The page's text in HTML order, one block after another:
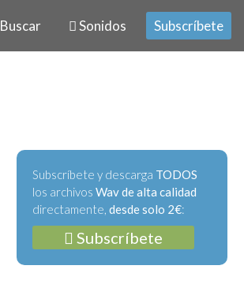
Buscar Sonidos Subscríbete
Subscríbete y descarga TODOS
los archivos Wav de alta calidad
directamente, desde solo 2€:
Subscríbete